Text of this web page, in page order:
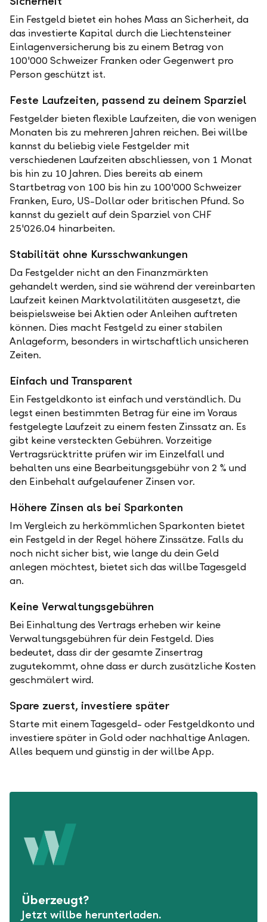
Ein Festgeld bietet ein hohes Mass an Sicherheit, da
das investierte Kapital durch die Liechtensteiner
Einlagenversicherung bis zu einem Betrag von
100'000 Schweizer Franken oder Gegenwert pro
Person geschützt ist.
Feste Laufzeiten, passend zu deinem Sparziel
Festgelder bieten flexible Laufzeiten, die von wenigen
Monaten bis zu mehreren Jahren reichen. Bei willbe
kannst du beliebig viele Festgelder mit
verschiedenen Laufzeiten abschliessen, von 1 Monat
bis hin zu 10 Jahren. Dies bereits ab einem
Startbetrag von 100 bis hin zu 100'000 Schweizer
Franken, Euro, US-Dollar oder britischen Pfund. So
kannst du gezielt auf dein Sparziel von CHF
25'026.04 hinarbeiten.
Stabilität ohne Kursschwankungen
Da Festgelder nicht an den Finanzmärkten
gehandelt werden, sind sie während der vereinbarten
Laufzeit keinen Marktvolatilitäten ausgesetzt, die
beispielsweise bei Aktien oder Anleihen auftreten
können. Dies macht Festgeld zu einer stabilen
Anlageform, besonders in wirtschaftlich unsicheren
Zeiten.
Einfach und Transparent
Ein Festgeldkonto ist einfach und verständlich. Du
legst einen bestimmten Betrag für eine im Voraus
festgelegte Laufzeit zu einem festen Zinssatz an. Es
gibt keine versteckten Gebühren. Vorzeitige
Vertragsrücktritte prüfen wir im Einzelfall und
behalten uns eine Bearbeitungsgebühr von 2 % und
den Einbehalt aufgelaufener Zinsen vor.
Höhere Zinsen als bei Sparkonten
Im Vergleich zu herkömmlichen Sparkonten bietet
ein Festgeld in der Regel höhere Zinssätze. Falls du
noch nicht sicher bist, wie lange du dein Geld
anlegen möchtest, bietet sich das willbe Tagesgeld
an.
Keine Verwaltungsgebühren
Bei Einhaltung des Vertrags erheben wir keine
Verwaltungsgebühren für dein Festgeld. Dies
bedeutet, dass dir der gesamte Zinsertrag
zugutekommt, ohne dass er durch zusätzliche Kosten
geschmälert wird.
Spare zuerst, investiere später
Starte mit einem Tagesgeld- oder Festgeldkonto und
investiere später in Gold oder nachhaltige Anlagen.
Alles bequem und günstig in der willbe App.
Überzeugt?
Jetzt willbe herunterladen.